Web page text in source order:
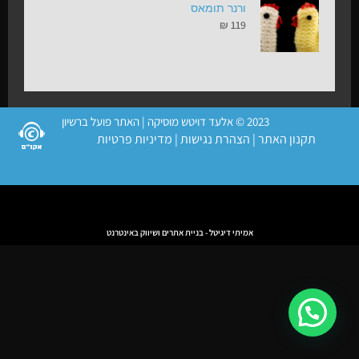
ורנר תומאס
₪ 119
2023 © אלעד דויטש מוסיקה | האתר פועל ברשיון
תקנון האתר| הצהרת נגישות| מדיניות פרטיות
אמיתי דיגיטל - בניית אתרים ושיווק באינטרנט